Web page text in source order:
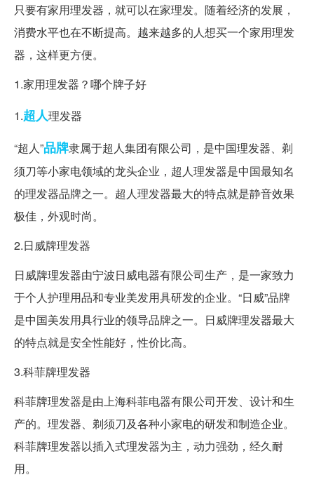
只要有家用理发器，就可以在家理发。随着经济的发展，
消费水平也在不断提高。越来越多的人想买一个家用理发
器，这样更方便。
1.家用理发器？哪个牌子好
1.超人理发器
“超人”品牌隶属于超人集团有限公司，是中国理发器、剃
须刀等小家电领域的龙头企业，超人理发器是中国最知名
的理发器品牌之一。超人理发器最大的特点就是静音效果
极佳，外观时尚。
2.日威牌理发器
日威牌理发器由宁波日威电器有限公司生产，是一家致力
于个人护理用品和专业美发用具研发的企业。“日威”品牌
是中国美发用具行业的领导品牌之一。日威牌理发器最大
的特点就是安全性能好，性价比高。
3.科菲牌理发器
科菲牌理发器是由上海科菲电器有限公司开发、设计和生
产的。理发器、剃须刀及各种小家电的研发和制造企业。
科菲牌理发器以插入式理发器为主，动力强劲，经久耐
用。